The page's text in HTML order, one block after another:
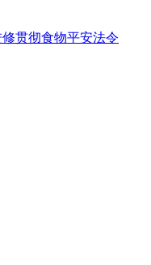
贯彻食物平安法令